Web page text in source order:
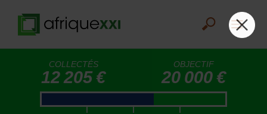
COLLECTÉS
12 205 €
OBJECTIF
20 000 €
| | |